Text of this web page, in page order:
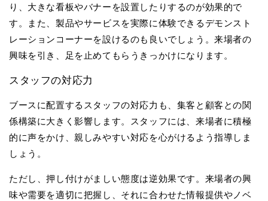
り、大きな看板やバナーを設置したりするのが効果的で
す。また、製品やサービスを実際に体験できるデモンスト
レーションコーナーを設けるのも良いでしょう。来場者の
興味を引き、足を止めてもらうきっかけになります。
スタッフの対応力
ブースに配置するスタッフの対応力も、集客と顧客との関
係構築に大きく影響します。スタッフには、来場者に積極
的に声をかけ、親しみやすい対応を心がけるよう指導しま
しょう。
ただし、押し付けがましい態度は逆効果です。来場者の興
味や需要を適切に把握し、それに合わせた情報提供やノベ